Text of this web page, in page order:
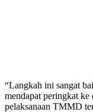
“Langkah ini sangat
mendapat peringkat ke
pelaksanaan TMMD